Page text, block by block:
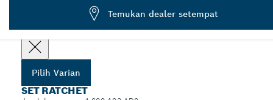
Pilih varian Anda
Pilih Varian
SET RATCHET
Temukan dealer setempat